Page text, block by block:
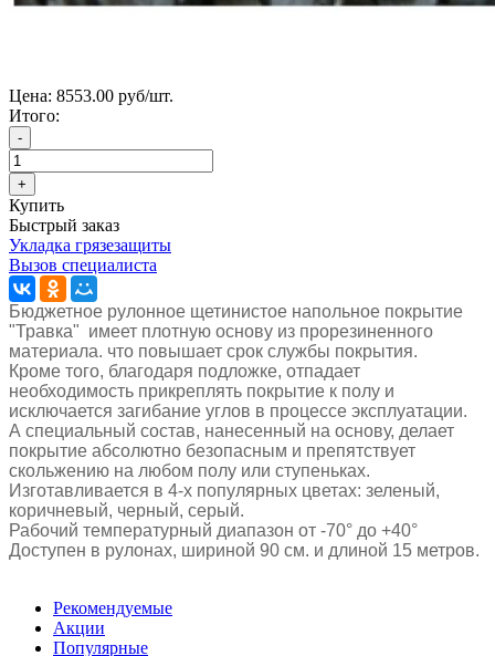
Цена: 8553.00 руб/шт.
Итого:
Купить
Быстрый заказ
Укладка грязезащиты
Вызов специалиста
Бюджетное рулонное щетинистое напольное покрытие
"Травка" имеет плотную основу из прорезиненного
материала. что повышает срок службы покрытия.
Кроме того, благодаря подложке, отпадает
необходимость прикреплять покрытие к полу и
исключается загибание углов в процессе эксплуатации.
А специальный состав, нанесенный на основу, делает
покрытие абсолютно безопасным и препятствует
скольжению на любом полу или ступеньках.
Изготавливается в 4-х популярных цветах: зеленый,
коричневый, черный, серый.
Рабочий температурный диапазон от -70° до +40°
Доступен в рулонах, шириной 90 см. и длиной 15 метров.
Рекомендуемые
Акции
Популярные